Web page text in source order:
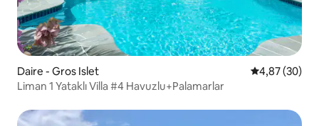
Daire - Gros Islet 5 üzerinden
4,87 (30)
Liman 1 Yataklı Villa #4 Havuzlu+Palamarlar